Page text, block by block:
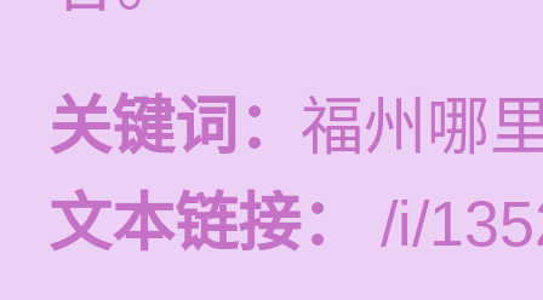
关键词： 福州哪
文本链接：
/i/